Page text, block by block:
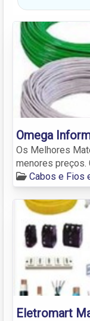
Omega
Os Melhores
menores preços.
Cabos e Fios
Eletromart